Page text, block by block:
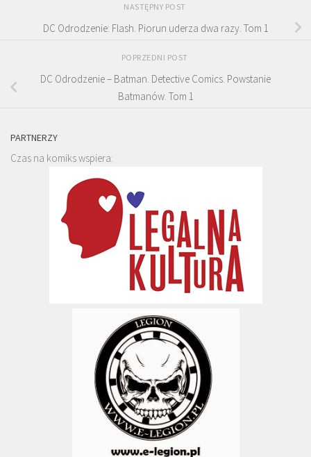
NASTĘPNY POST
DC Odrodzenie: Flash. Piorun uderza dwa razy. Tom 1
POPRZEDNI POST
DC Odrodzenie – Batman. Detective Comics. Powstanie
Batmanów. Tom 1
PARTNERZY
Czas na komiks wspiera: